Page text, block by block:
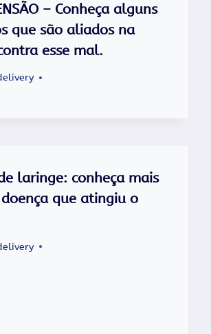
– Conheça alguns
que são aliados na
esse mal.
laringe: conheça mais
que atingiu o